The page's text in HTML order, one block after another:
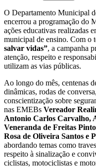
O Departamento Municipal
encerrou a programação do
ações educativas realizadas
municipal de ensino. Com o
salvar vidas”, a campanha
atenção, respeito e
utilizam as vias públicas.
Ao longo do mês, centenas
dinâmicas, rodas de
conscientização sobre
nas EMEBs Vereador
Antonio Carlos Carvalho,
Veneranda de Freitas
Rosa de Oliveira Santos e
abordando temas como
respeito à sinalização e
ciclistas, motociclistas e